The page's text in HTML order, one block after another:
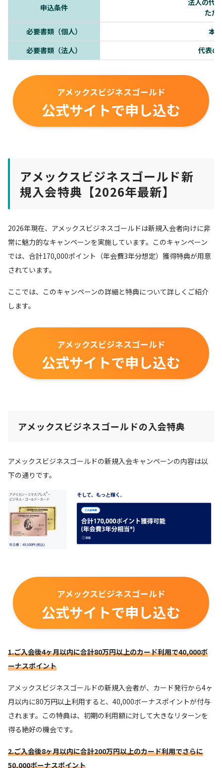
申込条件
ただ
必要書類（個人）
本
必要書類（法人）
代表の
アメックスビジネスゴールド
公式サイトで申し込む
アメックスビジネスゴールド新
規入会特典【2026年最新】
2026年現在、アメックスビジネスゴールドは新規入会者向けに非
常に魅力的なキャンペーンを実施しています。このキャンペーン
では、合計170,000ポイント（年会費3年分想定）獲得特典が用意
されています。
ここでは、このキャンペーンの詳細と特典について詳しくご紹介
します。
アメックスビジネスゴールド
公式サイトで申し込む
アメックスビジネスゴールドの入会特典
アメックスビジネスゴールドの新規入会キャンペーンの内容は以
下の通りです。
アメックスビジネスゴールド
公式サイトで申し込む
1.ご入会後4ヶ月以内に合計80万円以上のカード利用で40,000ボ
ーナスポイント
アメックスビジネスゴールドの新規入会者が、カード発行から4ヶ
月以内に80万円以上利用すると、40,000ボーナスポイントが付与
されます。この特典は、初期の利用額に対して大きなリターンを
得る絶好の機会です。
2.ご入会後8ヶ月以内に合計200万円以上のカード利用でさらに
50,000ボーナスポイント